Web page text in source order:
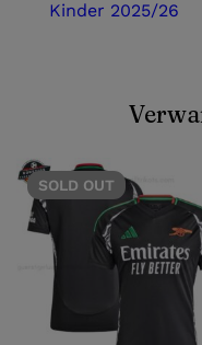
Kinder 2025/26
SOLD OUT